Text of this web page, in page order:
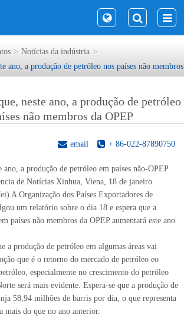
Notícias da indústria
ano, a produção de petróleo nos países não
neste ano, a produção de petróleo
não membros da OPEP
+ 86-022-87890750
email
ano, a produção de petróleo em países não-OPEP
de Notícias Xinhua, Viena, 18 de janeiro
A Organização dos Países Exportadores de
um relatório sobre o dia 18 e espera que a
países não membros da OPEP aumentará este ano.
a produção de petróleo em algumas áreas vai
que é o retorno do mercado de petróleo eo
especialmente no crescimento do petróleo
será mais evidente. Espera-se que a produção de
58,94 milhões de barris por dia, o que representa
mais do que no ano anterior.